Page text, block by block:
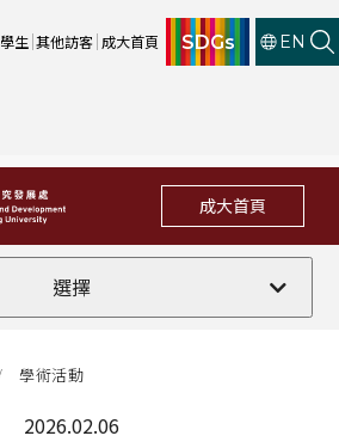
學生 其他訪客 成大首頁 SDGs EN
成大首頁
選擇
全部
學術活動
2026.02.06